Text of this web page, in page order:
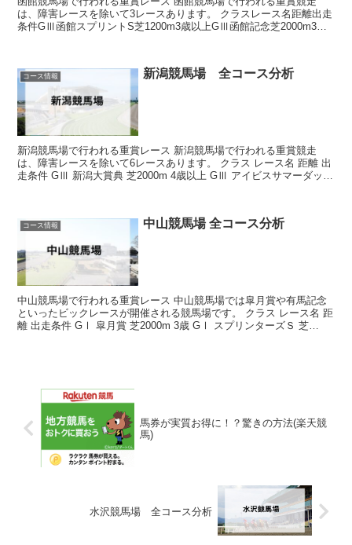
は、障害レースを除いて3レースあります。 クラスレース名距離出走
条件GⅢ函館スプリントS芝1200m3歳以上GⅢ函館記念芝2000m3歳
コース情報 新潟競馬場 全コース分析
新潟競馬場で行われる重賞レース 新潟競馬場で行われる重賞競走
は、障害レースを除いて6レースあります。 クラス レース名 距離 出
走条件 GⅢ 新潟大賞典 芝2000m 4歳以上 GⅢ アイビスサマーダッシ
コース情報 中山競馬場 全コース分析
中山競馬場で行われる重賞レース 中山競馬場では皐月賞や有馬記念
といったビックレースが開催される競馬場です。 クラス レース名 距
離 出走条件 GⅠ 皐月賞 芝2000m 3歳 GⅠ スプリンターズＳ 芝
馬券が実質お得に！？驚きの方法(楽天競
馬)
水沢競馬場 全コース分析